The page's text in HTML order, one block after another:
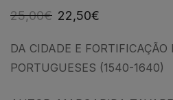
25,00€ 22,50€
DA CIDADE E FORTIFICAÇÃO
PORTUGUESES (1540-